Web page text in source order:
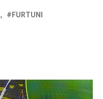
FURTUNI